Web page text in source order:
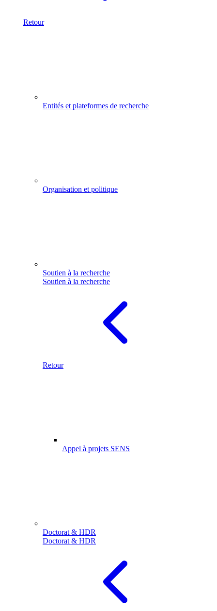
Retour
Entités et plateformes de recherche
Organisation et politique
Soutien à la recherche
Soutien à la recherche
Retour
Appel à projets SENS
Doctorat & HDR
Doctorat & HDR